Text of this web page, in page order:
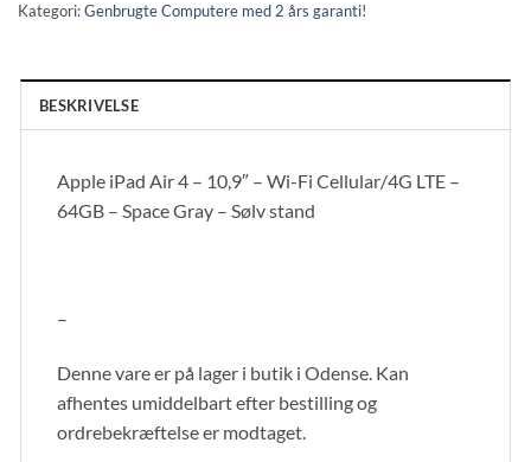
Kategori:Genbrugte Computere med 2 års garanti!
BESKRIVELSE
Apple iPad Air 4 – 10,9″ – Wi-Fi Cellular/4G LTE –
64GB – Space Gray – Sølv stand
–
Denne vare er på lager i butik i Odense. Kan
afhentes umiddelbart efter bestilling og
ordrebekræftelse er modtaget.